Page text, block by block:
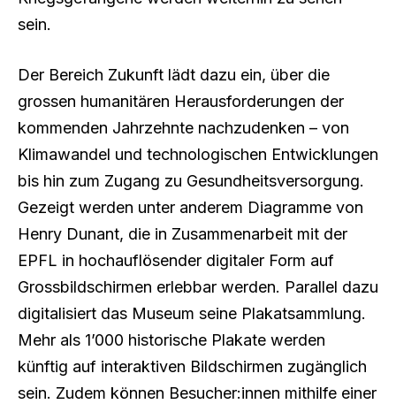
sein.
Der Bereich Zukunft lädt dazu ein, über die
grossen humanitären Herausforderungen der
kommenden Jahrzehnte nachzudenken – von
Klimawandel und technologischen Entwicklungen
bis hin zum Zugang zu Gesundheitsversorgung.
Gezeigt werden unter anderem Diagramme von
Henry Dunant, die in Zusammenarbeit mit der
EPFL in hochauflösender digitaler Form auf
Grossbildschirmen erlebbar werden. Parallel dazu
digitalisiert das Museum seine Plakatsammlung.
Mehr als 1’000 historische Plakate werden
künftig auf interaktiven Bildschirmen zugänglich
sein. Zudem können Besucher:innen mithilfe einer